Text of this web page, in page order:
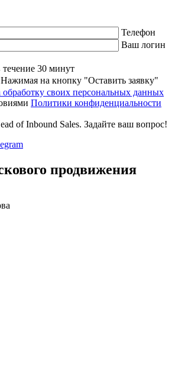
Телефон
Ваш логин
30 минут
Нажимая на кнопку "Оставить заявку"
обработку своих персональных данных
Политики конфиденциальности
of Inbound Sales. Задайте ваш вопрос!
продвижения